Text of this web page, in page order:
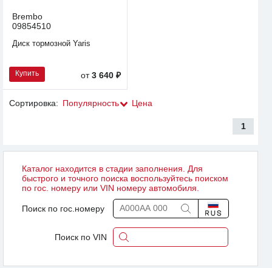
Brembo
09854510
Диск тормозной Yaris
Купить от3 640 ₽
Сортировка: Популярность Цена
1
Каталог находится в стадии заполнения. Для
быстрого и точного поиска воспользуйтесь поиском
по гос. номеру или VIN номеру автомобиля.
Поиск по гос.номеру
Поиск по VIN